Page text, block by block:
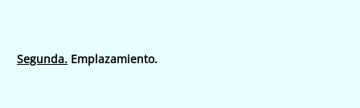
Segunda. Emplazamiento.